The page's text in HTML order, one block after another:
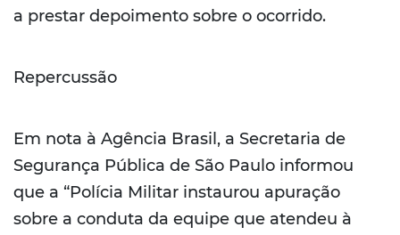
a prestar depoimento sobre o ocorrido.
Repercussão
Em nota à Agência Brasil, a Secretaria de
Segurança Pública de São Paulo informou
que a “Polícia Militar instaurou apuração
sobre a conduta da equipe que atendeu à